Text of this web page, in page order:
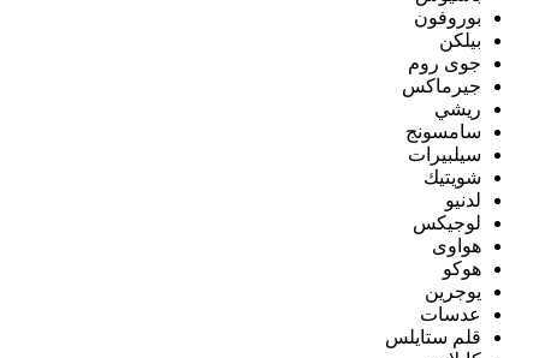
بوروفون
بيلكن
جوى روم
جيرماكس
ريشي
سامسونج
سيلبيرات
شويتيك
لدنيو
لوجيكس
هواوى
هوكو
يوجرين
عدسات
قلم ستايلس